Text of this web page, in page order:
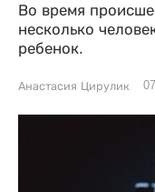
Во время
несколько
ребенок.
Анастасия Цирулик